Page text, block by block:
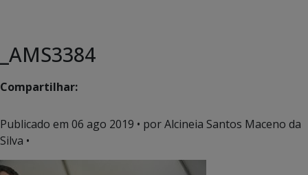
_AMS3384
Compartilhar:
Publicado em 06 ago 2019 • por Alcineia Santos Maceno da
Silva •